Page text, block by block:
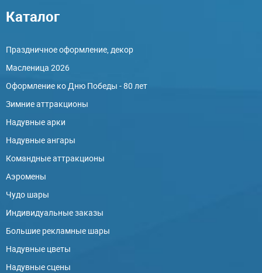
Каталог
Праздничное оформление, декор
Масленица 2026
Оформление ко Дню Победы - 80 лет
Зимние аттракционы
Надувные арки
Надувные ангары
Командные аттракционы
Аэромены
Чудо шары
Индивидуальные заказы
Большие рекламные шары
Надувные цветы
Надувные сцены